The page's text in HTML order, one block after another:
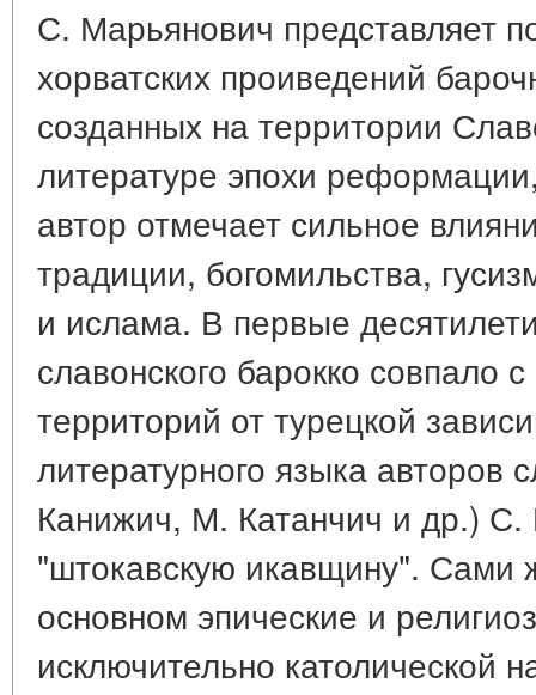
С. Марьянович представляет
хорватских проиведений
созданных на территории
литературе эпохи
автор отмечает сильное
традиции, богомильства,
и ислама. В первые
славонского барокко совпало
территорий от турецкой
литературного языка авторов
Канижич, М. Катанчич и др.) С.
"штокавскую икавщину". Сами
основном эпические и
исключительно католической